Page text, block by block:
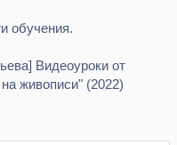
обучения.